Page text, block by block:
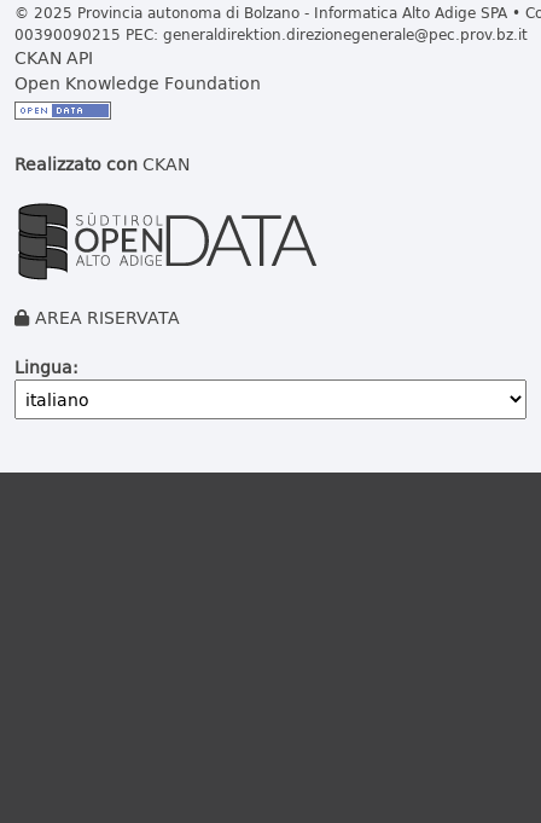
© 2025 Provincia autonoma di Bolzano - Informatica Alto Adige SPA •
00390090215 PEC: generaldirektion.direzionegenerale@pec.prov.bz.it
CKAN API
Open Knowledge Foundation
Realizzato conCKAN
AREA RISERVATA
Lingua